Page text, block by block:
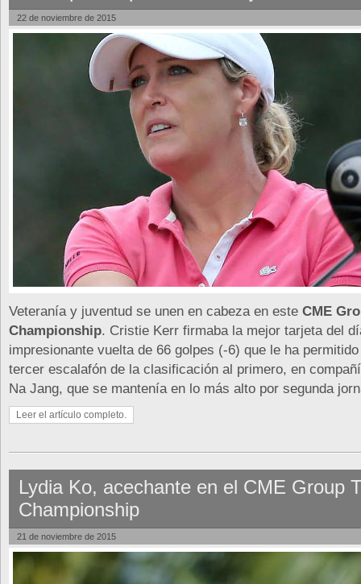
22 de noviembre de 2015
Veteranía y juventud se unen en cabeza en este CME
Championship. Cristie Kerr firmaba la mejor tarjeta del
impresionante vuelta de 66 golpes (-6) que le ha
tercer escalafón de la clasificación al primero, en
Na Jang, que se mantenía en lo más alto por segunda
Leer el artículo completo.
Lydia Ko, acechante en el CME Group
Championship
21 de noviembre de 2015